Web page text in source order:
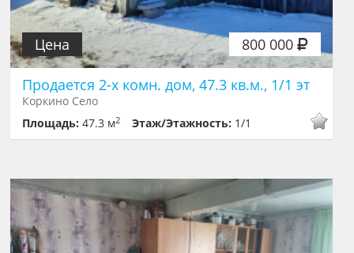
800 000
Цена
Продается 2-х комн. дом, 47.3 кв.м., 1/1 эт
Коркино Село
Площадь:47.3 м2 Этаж/Этажность: 1/1